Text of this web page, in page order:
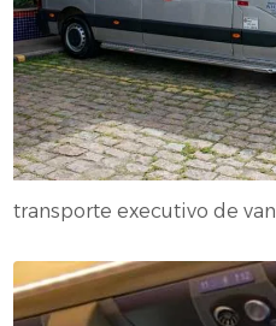
transporte executivo de van